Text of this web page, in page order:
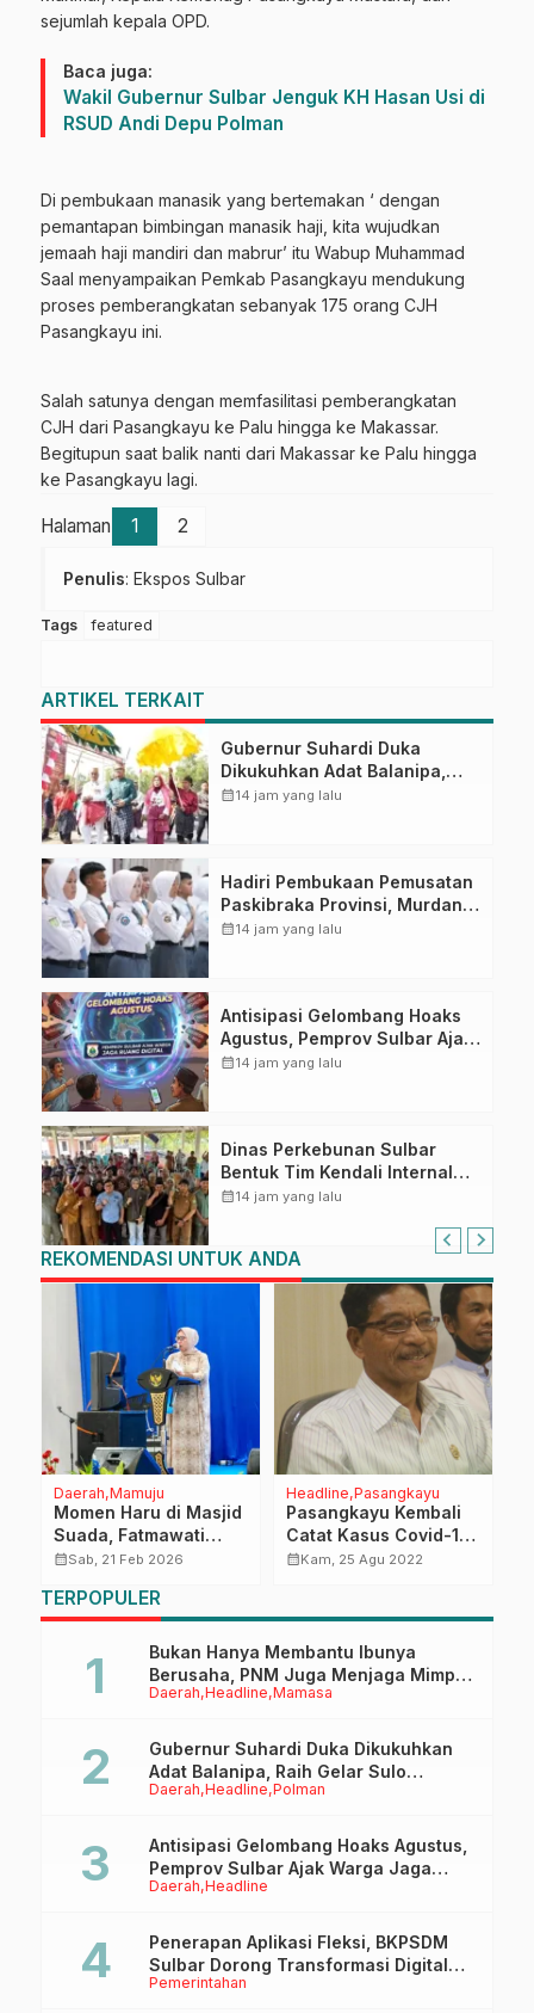
sejumlah kepala OPD.
Baca juga:
Wakil Gubernur Sulbar Jenguk KH Hasan Usi di
RSUD Andi Depu Polman
Di pembukaan manasik yang bertemakan ‘ dengan
pemantapan bimbingan manasik haji, kita wujudkan
jemaah haji mandiri dan mabrur’ itu Wabup Muhammad
Saal menyampaikan Pemkab Pasangkayu mendukung
proses pemberangkatan sebanyak 175 orang CJH
Pasangkayu ini.
Salah satunya dengan memfasilitasi pemberangkatan
CJH dari Pasangkayu ke Palu hingga ke Makassar.
Begitupun saat balik nanti dari Makassar ke Palu hingga
ke Pasangkayu lagi.
Halaman 1 2
Penulis: Ekspos Sulbar
Tags featured
ARTIKEL TERKAIT
Gubernur Suhardi Duka
Dikukuhkan Adat Balanipa,
Raih Gelar Sulo Tappidena
calendar_month14 jam yang lalu
Hadiri Pembukaan Pemusatan
Paskibraka Provinsi, Murdanil:
Ini Membentuk Karakter
calendar_month14 jam yang lalu
Antisipasi Gelombang Hoaks
Agustus, Pemprov Sulbar Ajak
Warga Jaga Ruang Digital
calendar_month14 jam yang lalu
Dinas Perkebunan Sulbar
Bentuk Tim Kendali Internal
ICS untuk Dukung Sertifikasi
calendar_month14 jam yang lalu
REKOMENDASI UNTUK ANDA
Daerah Mamuju
Momen Haru di Masjid
Suada, Fatmawati
Salim Kenang
Suami Almarhum Salim
S. Mengga
calendar_monthSab, 21 Feb 2026
Headline Pasangkayu
Pasangkayu Kembali
Catat Kasus Covid-19,
Tujuh WNA Positif
calendar_monthKam, 25 Agu 2022
TERPOPULER
Daerah Headline Mamasa
Bukan Hanya Membantu Ibunya
Berusaha, PNM Juga Menjaga Mimpi
Anaknya Untuk Menggapai Cita-Cita
Daerah Headline Polman
Gubernur Suhardi Duka Dikukuhkan
Adat Balanipa, Raih Gelar Sulo
Tappidena
Daerah Headline
Antisipasi Gelombang Hoaks Agustus,
Pemprov Sulbar Ajak Warga Jaga
Ruang Digital
Pemerintahan
Penerapan Aplikasi Fleksi, BKPSDM
Sulbar Dorong Transformasi Digital
Sistem Kehadiran ASN